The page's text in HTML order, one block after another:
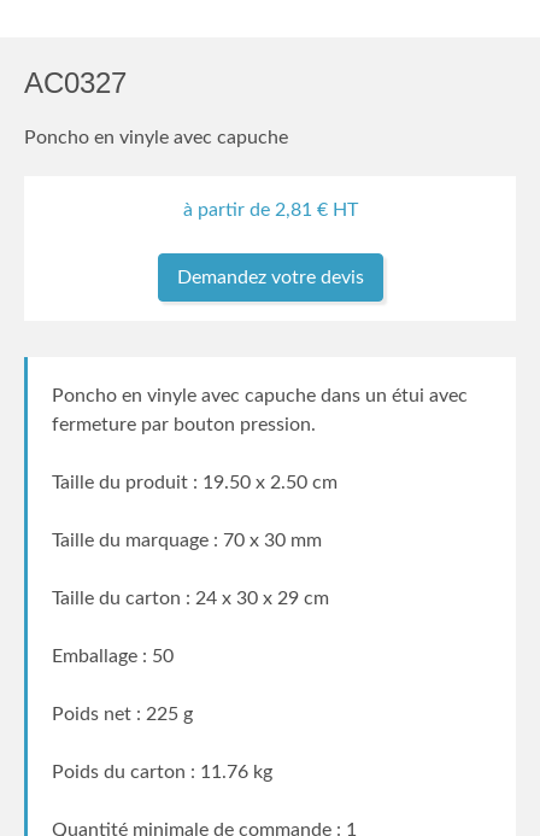
AC0327
Poncho en vinyle avec capuche
à partir de 2,81 € HT
Demandez votre devis
Poncho en vinyle avec capuche dans un étui avec
fermeture par bouton pression.
Taille du produit : 19.50 x 2.50 cm
Taille du marquage : 70 x 30 mm
Taille du carton : 24 x 30 x 29 cm
Emballage : 50
Poids net : 225 g
Poids du carton : 11.76 kg
Quantité minimale de commande : 1